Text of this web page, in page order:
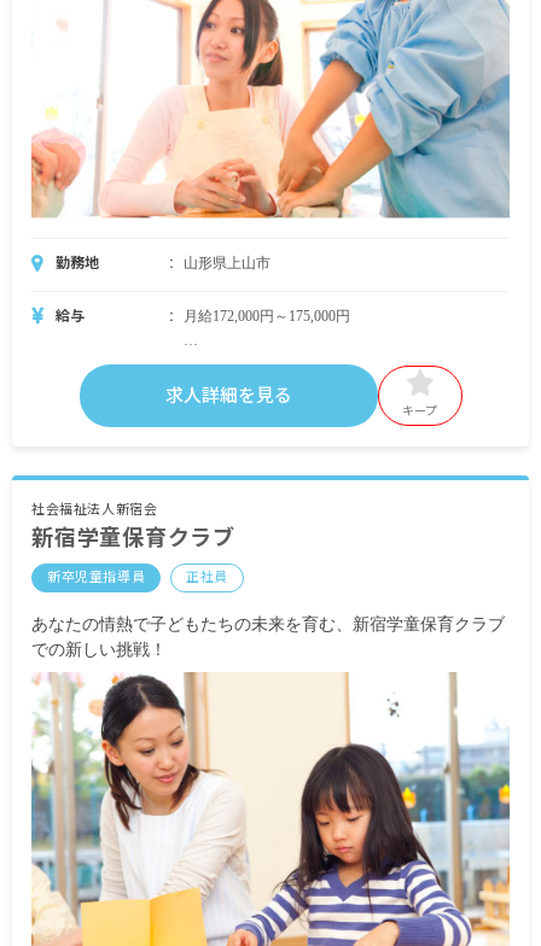
勤務地 山形県上山市
給与 月給172,000円～175,000円
・月給内訳
基本給 165,000円
処遇改善手当 7,000円～10,000円
交通費 月上限10,000円（通勤距離に応じて支
住宅手当 月上限20,000円
賞与年2回（7月／12月）昨年実績：計1.0～2.8カ月
＜モデル年収例＞
27歳／入社1年目／年収2,463,000円
※試用期間3カ月／同条件
求人詳細を見る
キープ
社会福祉法人新宿会
新宿学童保育クラブ
新卒児童指導員 正社員
あなたの情熱で子どもたちの未来を育む、新宿学童保育クラブ
での新しい挑戦！